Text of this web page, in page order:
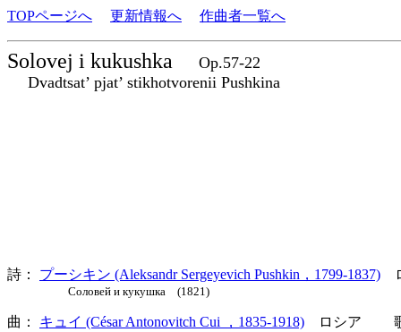
TOPページへ 更新情報へ 作曲者一覧へ
Solovej i kukushka
Op.57-22
Dvadtsat’ pjat’ stikhotvorenii Pushkina
詩： プーシキン (Aleksandr Sergeyevich Pushkin，1799-1837)
Соловей и кукушка (1821)
曲： キュイ (César Antonovitch Cui ，1835-1918) ロシア 歌